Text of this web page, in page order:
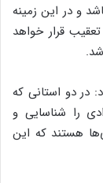
و در این زمینه
قرار خواهد
در دو استانی که
را شناسایی و
هستند که این